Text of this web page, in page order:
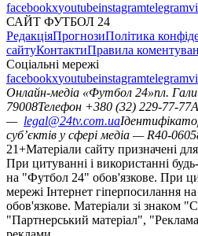
facebookxyoutubeinstagramtelegram
САЙТ ФУТБОЛ 24
РедакціяПрогнозиПолітика
сайтуКонтактиПравила
Соціальні мережі
facebookxyoutubeinstagramtelegram
Онлайн-медіа «Футбол 24»пл.
79008Телефон +380 (32) 229-77-77
— legal@24tv.com.ua
суб’єктів у сфері медіа — R40-
21+Матеріали сайту призначені
При цитуванні і використанні
на "Футбол 24" обов'язкове. При
мережі Інтернет гіперпосилання
обов'язкове. Матеріали зі знаком
"Партнерський матеріал",